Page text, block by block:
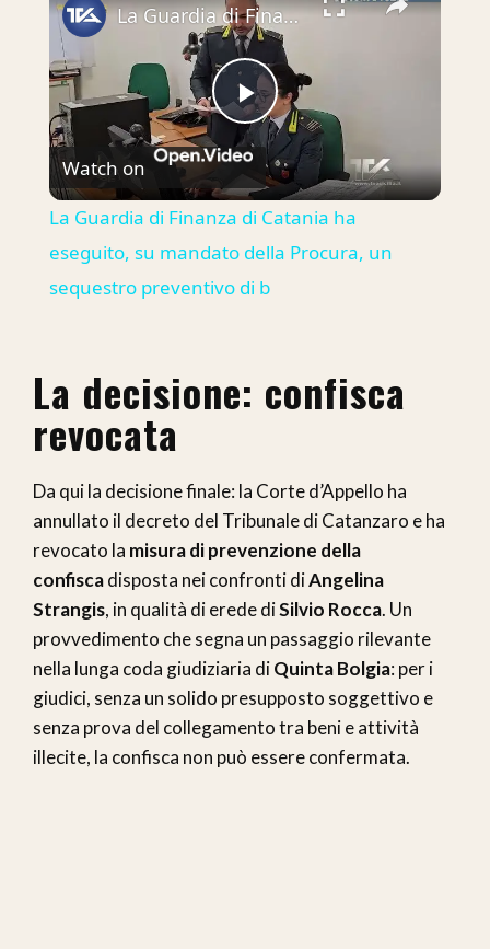
Play
Video
La Guardia di Finanza di Catania ha eseguito, su mandato della Procura, un sequestro preventivo di b
Watch on
La Guardia di Finanza di Catania ha
eseguito, su mandato della Procura, un
sequestro preventivo di b
La decisione: confisca
revocata
Da qui la decisione finale: la Corte d’Appello ha
annullato il decreto del Tribunale di Catanzaro e ha
revocato la misura di prevenzione della
confiscadisposta nei confronti diAngelina
Strangis, in qualità di erede diSilvio Rocca. Un
provvedimento che segna un passaggio rilevante
nella lunga coda giudiziaria diQuinta Bolgia: per i
giudici, senza un solido presupposto soggettivo e
senza prova del collegamento tra beni e attività
illecite, la confisca non può essere confermata.